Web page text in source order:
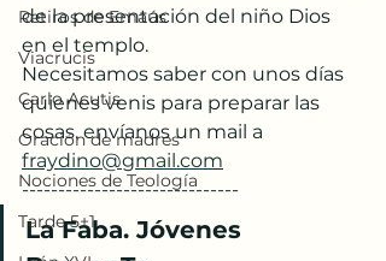
Retiros de Emaús
Viacrucis
Carlo Acutis
Oración de madres
Nociones de Teología
Tarde 5+1
de la presentación del niño Dios
en el templo.
Necesitamos saber con unos días
quienes venis para preparar las
cosas. envíanos un mail a
fraydino@gmail.com
------------------------------
La Faba. Jóvenes